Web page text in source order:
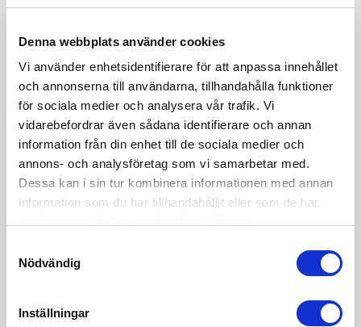
Denna webbplats använder cookies
Vi använder enhetsidentifierare för att anpassa innehållet
och annonserna till användarna, tillhandahålla funktioner
för sociala medier och analysera vår trafik. Vi
vidarebefordrar även sådana identifierare och annan
information från din enhet till de sociala medier och
annons- och analysföretag som vi samarbetar med.
Dessa kan i sin tur kombinera informationen med annan
information som du har tillhandahållit eller som de har
Nödvändig
Inställningar
OBS:Vi reserverar oss för att det kan finnas
löpande med att säkerställa att våra dokument är så
Skapa konto Logga in
Skapa inloggning, bli företagskund eller logga in för att
beställa, se priser,
produktblad, ritningar, monteringsbeskrivningar samt